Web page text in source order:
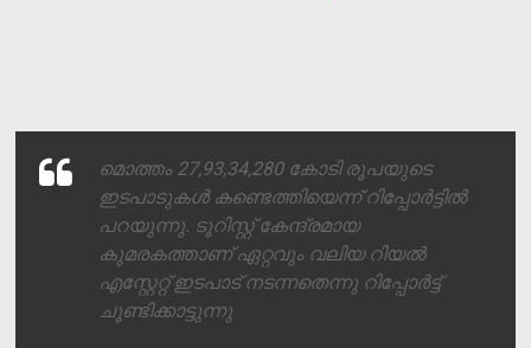
മൊത്തം 27,93,34,280 കോടി രൂപയുടെ
ഇടപാടുകള്‍ കണ്ടെത്തിയെന്ന് റിപ്പോര്‍ട്ടില്‍
പറയുന്നു. ടൂറിസ്റ്റ് കേന്ദ്രമായ
കുമരകത്താണ് ഏറ്റവും വലിയ റിയല്‍
എസ്റ്റേറ്റ് ഇടപാട് നടന്നതെന്നു റിപ്പോര്‍ട്ട്
ചൂണ്ടിക്കാട്ടുന്നു